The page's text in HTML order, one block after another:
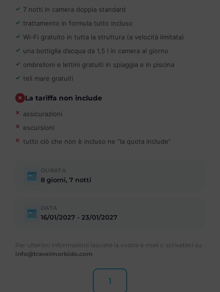
7 notti in camera doppia standard
trattamento in formula tutto incluso
Wi-Fi gratuito in tutta la struttura (a velocità limitata)
una bottiglia d’acqua da 1,5 l in camera al giorno
ombrelloni e lettini gratuiti in spiaggia e in piscina
teli mare gratuiti
La tariffa non include
assicurazioni
escursioni
tutto ciò che non è incluso ne “la quota include”
DURATA
8 giorni, 7 notti
DATA
16/01/2027 - 23/01/2027
Per ulteriori informazioni lasciate la vostra e-mail o scriveteci su
info@travelmorbido.com